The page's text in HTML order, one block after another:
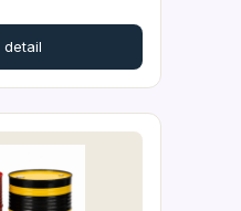
detail